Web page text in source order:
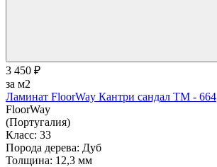
3 450 ₽
за м2
Ламинат FloorWay Кантри сандал TM - 664
FloorWay
(Португалия)
Класс: 33
Порода дерева: Дуб
Толщина: 12,3 мм